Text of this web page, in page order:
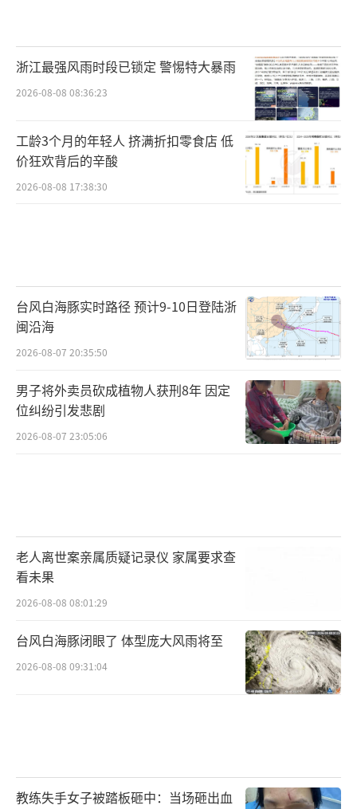
浙江最强风雨时段已锁定 警惕特大暴雨
2026-08-08 08:36:23
工龄3个月的年轻人 挤满折扣零食店 低
价狂欢背后的辛酸
2026-08-08 17:38:30
台风白海豚实时路径 预计9-10日登陆浙
闽沿海
2026-08-07 20:35:50
男子将外卖员砍成植物人获刑8年 因定
位纠纷引发悲剧
2026-08-07 23:05:06
老人离世案亲属质疑记录仪 家属要求查
看未果
2026-08-08 08:01:29
台风白海豚闭眼了 体型庞大风雨将至
2026-08-08 09:31:04
教练失手女子被踏板砸中：当场砸出血